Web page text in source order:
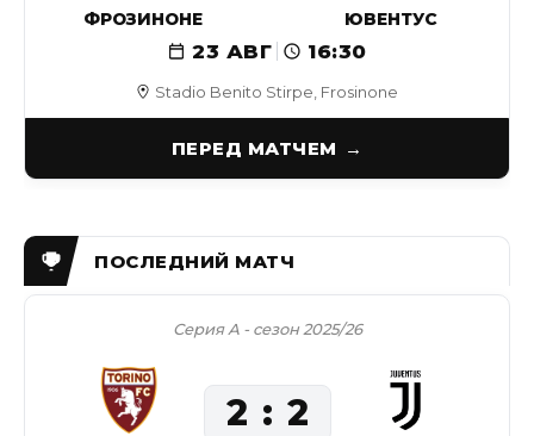
Stadio Benito Stirpe, Frosinone
ФРОЗИНОНЕ ЮВЕНТУС
23 АВГ 16:30
ПЕРЕД МАТЧЕМ
Серия А - сезон 2025/26
2 2